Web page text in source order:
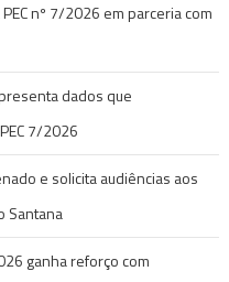
nº 7/2026 em parceria com
dados que
7/2026
e solicita audiências aos
Santana
ganha reforço com